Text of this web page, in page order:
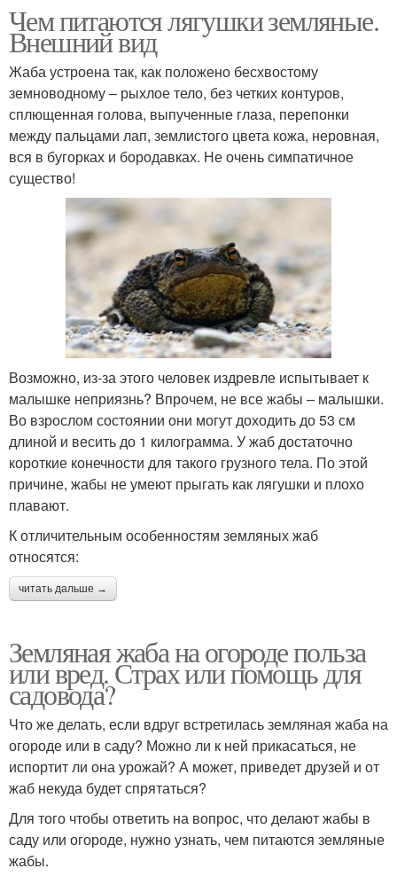
Чем питаются лягушки земляные.
Внешний вид
Жаба устроена так, как положено бесхвостому
земноводному – рыхлое тело, без четких контуров,
сплющенная голова, выпученные глаза, перепонки
между пальцами лап, землистого цвета кожа, неровная,
вся в бугорках и бородавках. Не очень симпатичное
существо!
Возможно, из-за этого человек издревле испытывает к
малышке неприязнь? Впрочем, не все жабы – малышки.
Во взрослом состоянии они могут доходить до 53 см
длиной и весить до 1 килограмма. У жаб достаточно
короткие конечности для такого грузного тела. По этой
причине, жабы не умеют прыгать как лягушки и плохо
плавают.
К отличительным особенностям земляных жаб
относятся:
читать дальше →
Земляная жаба на огороде польза
или вред. Страх или помощь для
садовода?
Что же делать, если вдруг встретилась земляная жаба на
огороде или в саду? Можно ли к ней прикасаться, не
испортит ли она урожай? А может, приведет друзей и от
жаб некуда будет спрятаться?
Для того чтобы ответить на вопрос, что делают жабы в
саду или огороде, нужно узнать, чем питаются земляные
жабы.